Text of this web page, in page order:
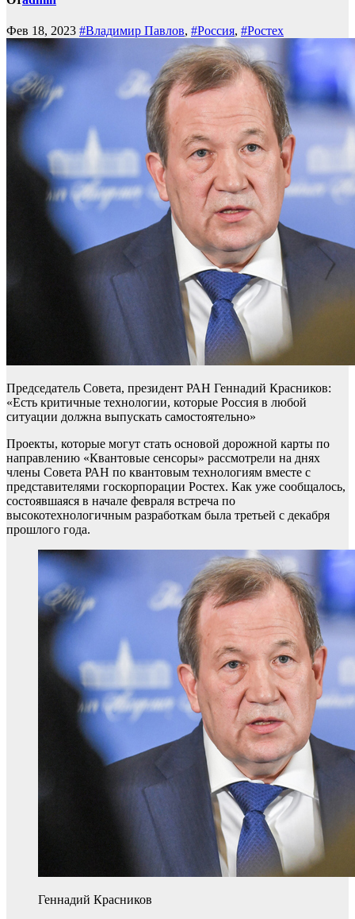
Фев 18, 2023 #Владимир Павлов, #Россия, #Ростех
Председатель Совета, президент РАН Геннадий Красников:
«Есть критичные технологии, которые Россия в любой
ситуации должна выпускать самостоятельно»
Проекты, которые могут стать основой дорожной карты по
направлению «Квантовые сенсоры» рассмотрели на днях
члены Совета РАН по квантовым технологиям вместе с
представителями госкорпорации Ростех. Как уже сообщалось,
состоявшаяся в начале февраля встреча по
высокотехнологичным разработкам была третьей с декабря
прошлого года.
Геннадий Красников